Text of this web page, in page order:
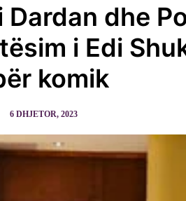
Dardan dhe
i Edi
komik
6 DHJETOR, 2023